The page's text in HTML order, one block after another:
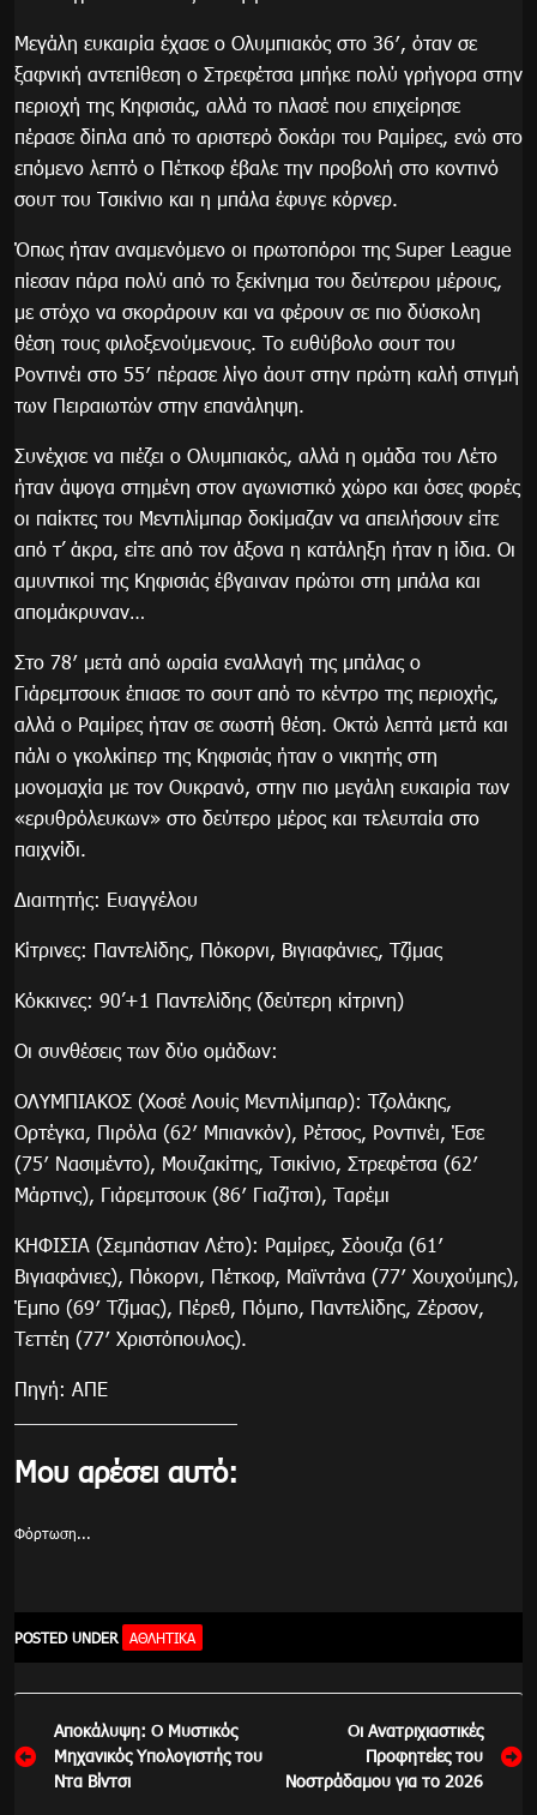
Μεγάλη ευκαιρία έχασε ο Ολυμπιακός στο 36′, όταν σε
ξαφνική αντεπίθεση ο Στρεφέτσα μπήκε πολύ γρήγορα στην
περιοχή της Κηφισιάς, αλλά το πλασέ που επιχείρησε
πέρασε δίπλα από το αριστερό δοκάρι του Ραμίρες, ενώ στο
επόμενο λεπτό ο Πέτκοφ έβαλε την προβολή στο κοντινό
σουτ του Τσικίνιο και η μπάλα έφυγε κόρνερ.
Όπως ήταν αναμενόμενο οι πρωτοπόροι της Super League
πίεσαν πάρα πολύ από το ξεκίνημα του δεύτερου μέρους,
με στόχο να σκοράρουν και να φέρουν σε πιο δύσκολη
θέση τους φιλοξενούμενους. Το ευθύβολο σουτ του
Ροντινέι στο 55′ πέρασε λίγο άουτ στην πρώτη καλή στιγμή
των Πειραιωτών στην επανάληψη.
Συνέχισε να πιέζει ο Ολυμπιακός, αλλά η ομάδα του Λέτο
ήταν άψογα στημένη στον αγωνιστικό χώρο και όσες φορές
οι παίκτες του Μεντιλίμπαρ δοκίμαζαν να απειλήσουν είτε
από τ’ άκρα, είτε από τον άξονα η κατάληξη ήταν η ίδια. Οι
αμυντικοί της Κηφισιάς έβγαιναν πρώτοι στη μπάλα και
απομάκρυναν…
Στο 78′ μετά από ωραία εναλλαγή της μπάλας ο
Γιάρεμτσουκ έπιασε το σουτ από το κέντρο της περιοχής,
αλλά ο Ραμίρες ήταν σε σωστή θέση. Οκτώ λεπτά μετά και
πάλι ο γκολκίπερ της Κηφισιάς ήταν ο νικητής στη
μονομαχία με τον Ουκρανό, στην πιο μεγάλη ευκαιρία των
«ερυθρόλευκων» στο δεύτερο μέρος και τελευταία στο
παιχνίδι.
Διαιτητής: Ευαγγέλου
Κίτρινες: Παντελίδης, Πόκορνι, Βιγιαφάνιες, Τζίμας
Κόκκινες: 90’+1 Παντελίδης (δεύτερη κίτρινη)
Οι συνθέσεις των δύο ομάδων:
ΟΛΥΜΠΙΑΚΟΣ (Χοσέ Λουίς Μεντιλίμπαρ): Τζολάκης,
Ορτέγκα, Πιρόλα (62′ Μπιανκόν), Ρέτσος, Ροντινέι, Έσε
(75′ Νασιμέντο), Μουζακίτης, Τσικίνιο, Στρεφέτσα (62′
Μάρτινς), Γιάρεμτσουκ (86′ Γιαζίτσι), Ταρέμι
ΚΗΦΙΣΙΑ (Σεμπάστιαν Λέτο): Ραμίρες, Σόουζα (61′
Βιγιαφάνιες), Πόκορνι, Πέτκοφ, Μαϊντάνα (77′ Χουχούμης),
Έμπο (69′ Τζίμας), Πέρεθ, Πόμπο, Παντελίδης, Ζέρσον,
Τεττέη (77′ Χριστόπουλος).
Πηγή: ΑΠΕ
Μου αρέσει αυτό:
Φόρτωση...
POSTED UNDER ΑΘΛΗΤΙΚΑ
Πλοήγηση
άρθρων
Αποκάλυψη: Ο Μυστικός
Μηχανικός Υπολογιστής του
Ντα Βίντσι
Οι Ανατριχιαστικές
Προφητείες του
Νοστράδαμου για το 2026